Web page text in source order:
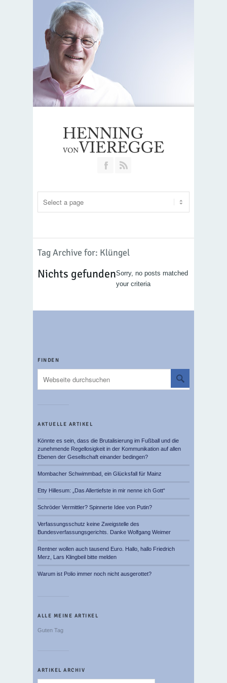
Join our Facebook Group
Tag Archive for: Klüngel
Nichts gefundenSorry, no posts matched
your criteria
FINDEN
AKTUELLE ARTIKEL
Könnte es sein, dass die Brutalisierung im Fußball und die
zunehmende Regellosigkeit in der Kommunikation auf allen
Ebenen der Gesellschaft einander bedingen?
Mombacher Schwimmbad, ein Glücksfall für Mainz
Etty Hillesum: „Das Allertiefste in mir nenne ich Gott“
Schröder Vermittler? Spinnerte Idee von Putin?
Verfassungsschutz keine Zweigstelle des
Bundesverfassungsgerichts. Danke Wolfgang Weimer
Rentner wollen auch tausend Euro. Hallo, hallo Friedrich
Merz, Lars Klingbeil bitte melden
Warum ist Polio immer noch nicht ausgerottet?
ALLE MEINE ARTIKEL
Guten Tag
ARTIKEL ARCHIV